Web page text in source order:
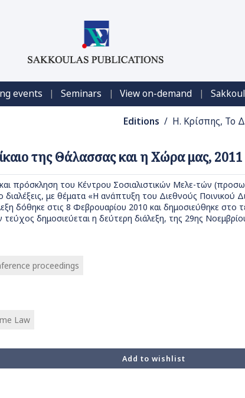
events | Seminars | View on-demand |
Editions / Η. Κρίσπης, Το
της Θάλασσας και η Χώρα μας, 2011
πρόσκληση του Κέντρου Σοσιαλιστικών Μελε-τών
με θέματα «Η ανάπτυξη του Διεθνούς Ποινικού
δόθηκε στις 8 Φεβρουαρίου 2010 και δημοσιεύθηκε στο
δημοσιεύεται η δεύτερη διάλεξη, της 29ης
proceedings
Law
Add to wishlist